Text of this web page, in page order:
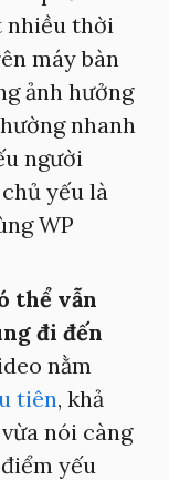
nhiều thời
máy bàn
ảnh hưởng
nhanh
người
yếu là
WP
thể vẫn
đi đến
nằm
tiên, khả
nói càng
yếu